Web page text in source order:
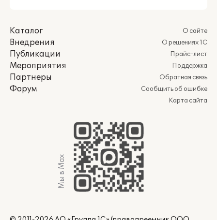
Каталог
Внедрения
Публикации
Мероприятия
Партнеры
Форум
О сайте
О решениях 1С
Прайс-лист
Поддержка
Обратная связь
Сообщить об ошибке
Карта сайта
Мы в Max